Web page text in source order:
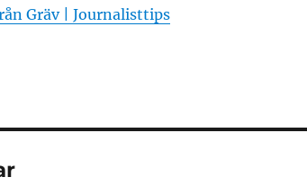
Gräv | Journalisttips